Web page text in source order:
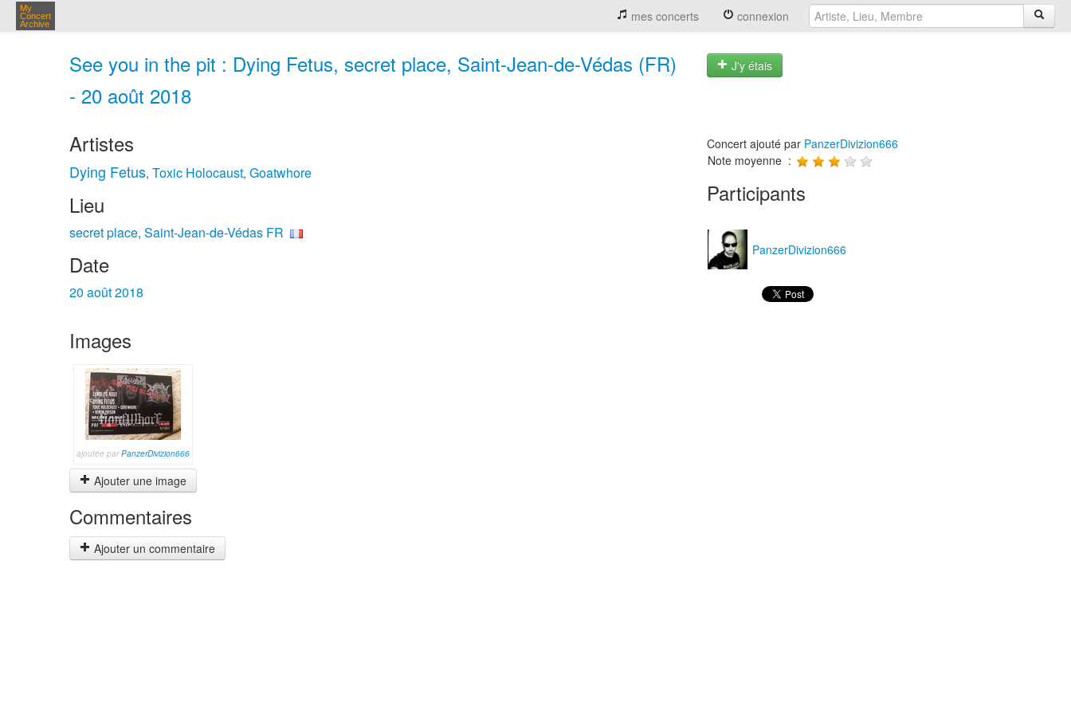
My
Concert
Archive
mes concerts connexion
See you in the pit : Dying Fetus, secret place, Saint-Jean-de-Védas (FR)
- 20 août 2018
J'y étais
Artistes
Dying Fetus, Toxic Holocaust, Goatwhore
Lieu
secret place, Saint-Jean-de-Védas FR
Date
20 août 2018
Images
ajoutée parPanzerDivizion666
Ajouter une image
Commentaires
Ajouter un commentaire
Concert ajouté par PanzerDivizion666
Note moyenne :
Participants
PanzerDivizion666